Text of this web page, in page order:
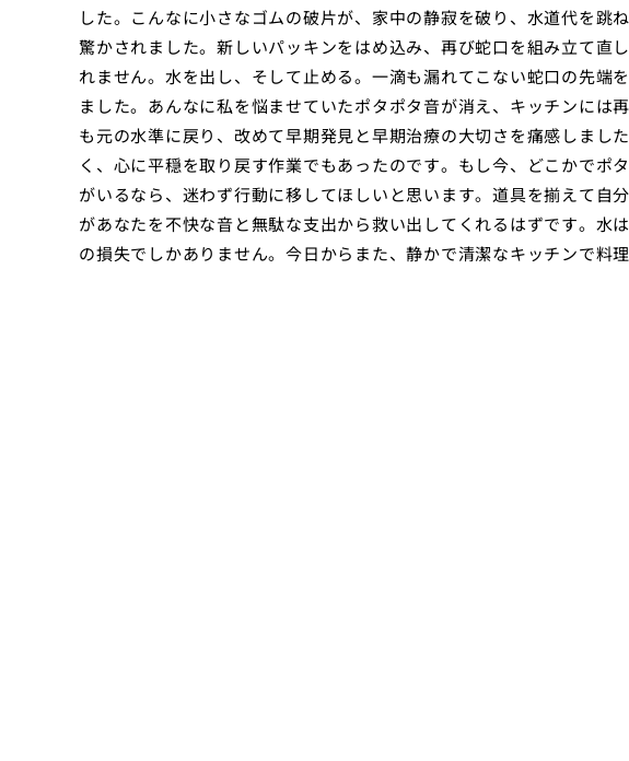
した。こんなに小さなゴムの破片が、家中の静寂を破り、水道代を跳
驚かされました。新しいパッキンをはめ込み、再び蛇口を組み立て直
れません。水を出し、そして止める。一滴も漏れてこない蛇口の先端
ました。あんなに私を悩ませていたポタポタ音が消え、キッチンには
も元の水準に戻り、改めて早期発見と早期治療の大切さを痛感しまし
く、心に平穏を取り戻す作業でもあったのです。もし今、どこかでポ
がいるなら、迷わず行動に移してほしいと思います。道具を揃えて自
があなたを不快な音と無駄な支出から救い出してくれるはずです。水
の損失でしかありません。今日からまた、静かで清潔なキッチンで料